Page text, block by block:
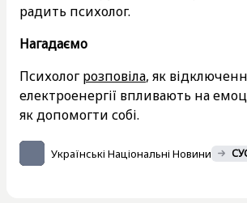
радить психолог.
Нагадаємо
Психолог розповіла, як
електроенергії впливають на
як допомогти собі.
Українські Національні Новини